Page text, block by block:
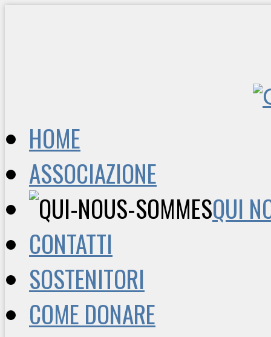
HOME
ASSOCIAZIONE
QUI
CONTATTI
SOSTENITORI
COME DONARE